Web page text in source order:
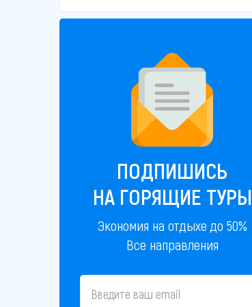
ПОДПИШИСЬ
НА ГОРЯЩИЕ ТУРЫ
Экономия на отдыхе до 50%
Все направления